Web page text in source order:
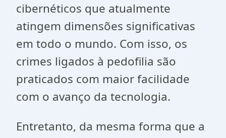
cibernéticos que atualmente
atingem dimensões significativas
em todo o mundo. Com isso, os
crimes ligados à pedofilia são
praticados com maior facilidade
com o avanço da tecnologia.
Entretanto, da mesma forma que a